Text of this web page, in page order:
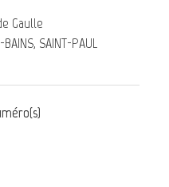
Gaulle
BAINS, SAINT-PAUL